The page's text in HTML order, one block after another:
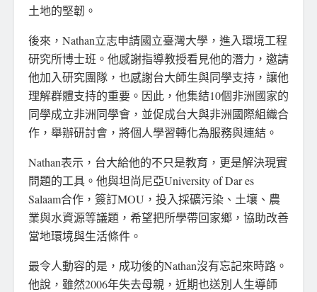
土地的堅韌。
後來，Nathan立志申請國立臺灣大學，進入環境工程
研究所博士班。他感謝指導教授看見他的潛力，邀請
他加入研究團隊，也感謝台大師生與同學支持，讓他
理解群體支持的重要。因此，他集結10個非洲國家的
同學成立非洲同學會，並促成台大與非洲國際組織合
作，舉辦研討會，將個人學習轉化為服務與連結。
Nathan表示，台大給他的不只是教育，更是解決現實
問題的工具。他與坦尚尼亞University of Dar es
Salaam合作，簽訂MOU，投入採礦污染、土壤、農
業與水資源等議題，希望把所學帶回家鄉，協助改善
當地環境與生活條件。
最令人動容的是，成功後的Nathan沒有忘記來時路。
他說，雖然2006年失去母親，近期也送別人生導師